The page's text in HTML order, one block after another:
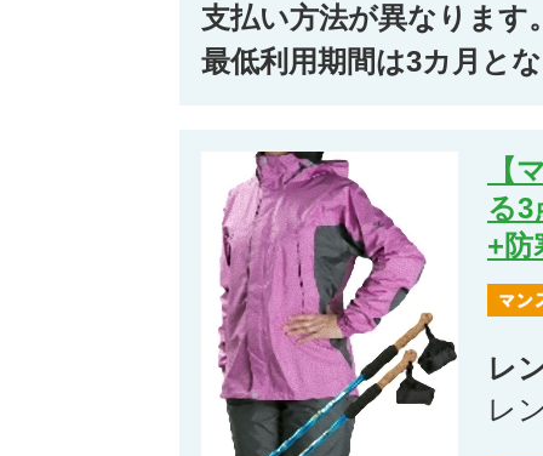
支払い方法が異なります
最低利用期間は3カ月と
【
る3
+防
レ
レ